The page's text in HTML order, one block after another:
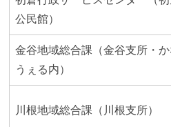
公民館）
金谷地域総合課（金谷支所・か
うぇる内）
川根地域総合課（川根支所）